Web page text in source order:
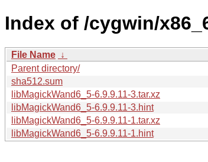
Index of /cygwin/
File Name ↓
Parent directory/
sha512.sum
libMagickWand6_5-6.9.9.11-3.tar.xz
libMagickWand6_5-6.9.9.11-3.hint
libMagickWand6_5-6.9.9.11-1.tar.xz
libMagickWand6_5-6.9.9.11-1.hint